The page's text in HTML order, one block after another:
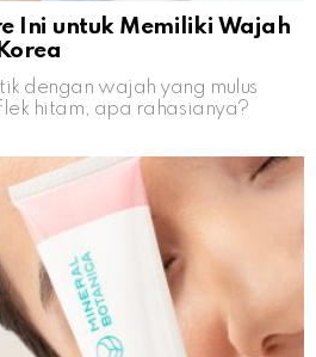
Ini untuk Memiliki Wajah
dengan wajah yang mulus
hitam, apa rahasianya?